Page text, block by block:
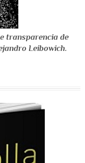
transparencia de
Leibowich.